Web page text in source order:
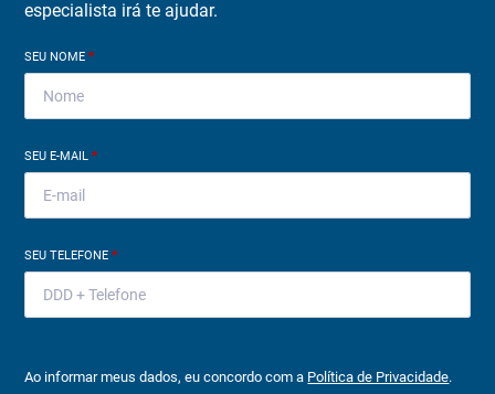
especialista irá te ajudar.
SEU NOME*
SEU E-MAIL*
SEU TELEFONE*
Ao informar meus dados, eu concordo com a Política de Privacidade.